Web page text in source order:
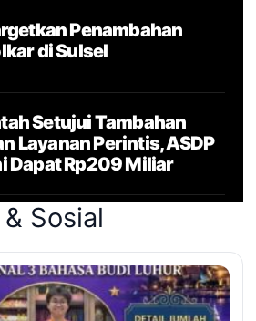
Penambahan
di Sulsel
Setujui Tambahan
Layanan Perintis, ASDP
Dapat Rp209 Miliar
Sosial